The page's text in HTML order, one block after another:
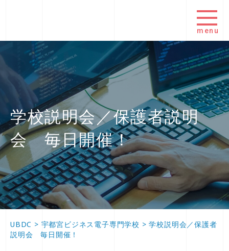
menu
学校説明会／保護者説明
会 毎日開催！
UBDC > 宇都宮ビジネス電子専門学校 >学校説明会／保護者
説明会 毎日開催！